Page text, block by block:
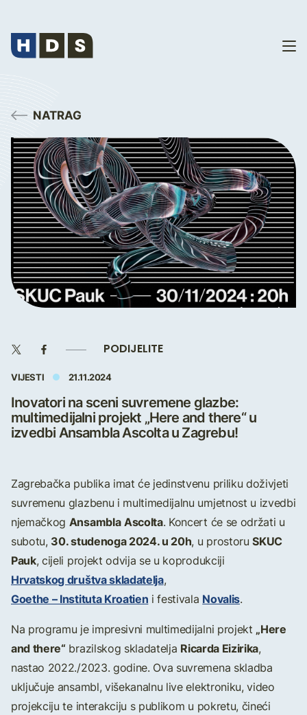
NATRAG
PODIJELITE
VIJESTI 21.11.2024
Inovatori na sceni suvremene glazbe:
multimedijalni projekt „Here and there“ u
izvedbi Ansambla Ascolta u Zagrebu!
Zagrebačka publika imat će jedinstvenu priliku doživjeti
suvremenu glazbenu i multimedijalnu umjetnost u izvedbi
njemačkog Ansambla Ascolta. Koncert će se održati u
subotu, 30. studenoga 2024. u 20h, u prostoruSKUC
Pauk, cijeli projekt odvija se u koprodukciji
Hrvatskog društva skladatelja,
Goethe – Instituta Kroatien i festivala Novalis.
Na programu je impresivni multimedijalni projekt „Here
and there“brazilskog skladatelja Ricarda Eizirika,
nastao 2022./2023. godine. Ova suvremena skladba
uključuje ansambl, višekanalnu live elektroniku, video
projekciju te interakciju s publikom u pokretu, čineći